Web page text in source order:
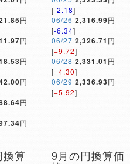
円
円
円
円
円
円
[-2.18]
06/26 2,316.99円
[-6.34]
06/27 2,326.71 円
[+9.72]
06/28 2,331.01 円
[+4.30]
06/29 2,336.93円
[+5.92]
換算 9月の円換算価